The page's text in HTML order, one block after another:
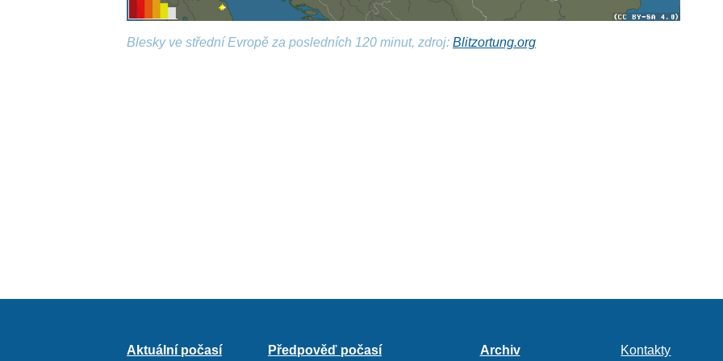
Blesky ve střední Evropě za posledních 120 minut, zdroj:Blitzortung.org
Aktuální počasí Předpověď počasí Archiv Kontakty